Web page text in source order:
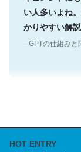
い人多いよね
かりやすい解
─GPTの仕組み
説してる記事
https://
HOT ENTRY